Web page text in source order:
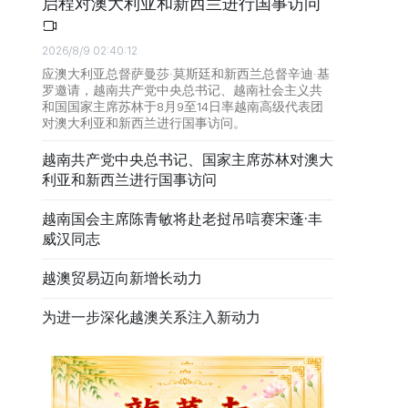
2026/8/9 02:40:12
应澳大利亚总督萨曼莎·莫斯廷和新西兰总督辛迪·基
罗邀请，越南共产党中央总书记、越南社会主义共
和国国家主席苏林于8月9至14日率越南高级代表团
对澳大利亚和新西兰进行国事访问。
越南共产党中央总书记、国家主席苏林对澳大
利亚和新西兰进行国事访问
越南国会主席陈青敏将赴老挝吊唁赛宋蓬·丰
威汉同志
越澳贸易迈向新增长动力
为进一步深化越澳关系注入新动力